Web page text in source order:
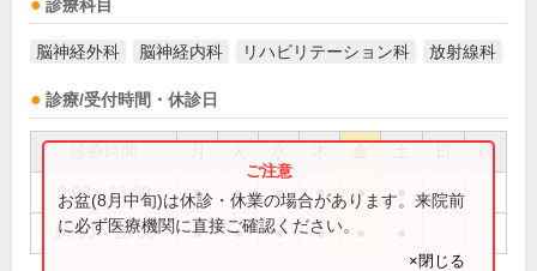
診療科目
脳神経外科 脳神経内科 リハビリテーション科 放射線科
診療/受付時間・休診日
祝
9:00～13:00 ● ● ● ● ●
14:00～18:00 ● ● ● ●
お盆(8月中旬)は休診・休業の場合があります。来院前
に必ず医療機関に直接ご確認ください。
×閉じる